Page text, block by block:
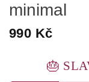
minimal
990 Kč
🎂